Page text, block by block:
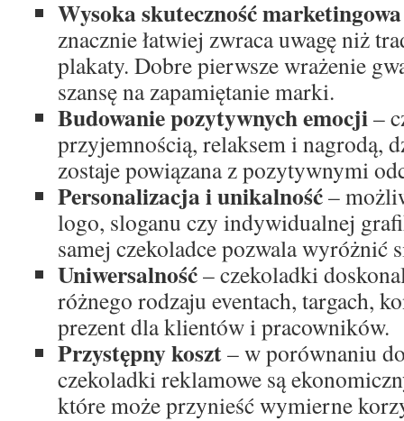
Wysoka skuteczność marketingowa
znacznie łatwiej zwraca uwagę niż
plakaty. Dobre pierwsze wrażenie
szansę na zapamiętanie marki.
Budowanie pozytywnych emocji–
przyjemnością, relaksem i nagrodą,
zostaje powiązana z pozytywnymi
Personalizacja i unikalność–
logo, sloganu czy indywidualnej
samej czekoladce pozwala wyróżnić
Uniwersalność– czekoladki
różnego rodzaju eventach, targach,
prezent dla klientów i pracowników.
Przystępny koszt– w porównaniu
czekoladki reklamowe są
które może przynieść wymierne